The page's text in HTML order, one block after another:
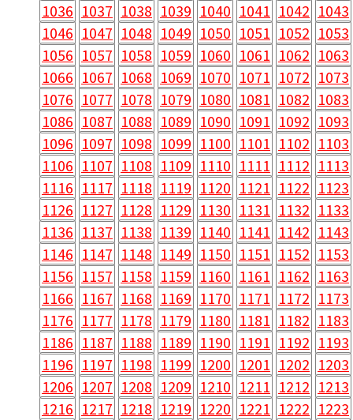
1036 1037 1038 1039 1040 1041 1042 1043
1046 1047 1048 1049 1050 1051 1052 1053
1056 1057 1058 1059 1060 1061 1062 1063
1066 1067 1068 1069 1070 1071 1072 1073
1076 1077 1078 1079 1080 1081 1082 1083
1086 1087 1088 1089 1090 1091 1092 1093
1096 1097 1098 1099 1100 1101 1102 1103
1106 1107 1108 1109 1110 1111 1112 1113
1116 1117 1118 1119 1120 1121 1122 1123
1126 1127 1128 1129 1130 1131 1132 1133
1136 1137 1138 1139 1140 1141 1142 1143
1146 1147 1148 1149 1150 1151 1152 1153
1156 1157 1158 1159 1160 1161 1162 1163
1166 1167 1168 1169 1170 1171 1172 1173
1176 1177 1178 1179 1180 1181 1182 1183
1186 1187 1188 1189 1190 1191 1192 1193
1196 1197 1198 1199 1200 1201 1202 1203
1206 1207 1208 1209 1210 1211 1212 1213
1216 1217 1218 1219 1220 1221 1222 1223